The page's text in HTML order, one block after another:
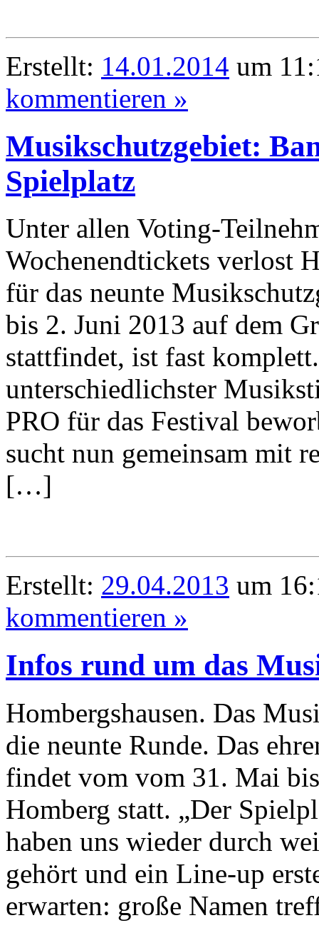
Erstellt: 14.01.2014 um
kommentieren »
Musikschutzgebiet:
Spielplatz
Unter allen Voting-
Wochenendtickets verlost
für das neunte
bis 2. Juni 2013 auf dem
stattfindet, ist fast
unterschiedlichster
PRO für das Festival
sucht nun gemeinsam mit
[…]
Erstellt: 29.04.2013 um
kommentieren »
Infos rund um das
Hombergshausen. Das
die neunte Runde. Das
findet vom vom 31. Mai
Homberg statt. „Der
haben uns wieder durch
gehört und ein Line-up
erwarten: große Namen